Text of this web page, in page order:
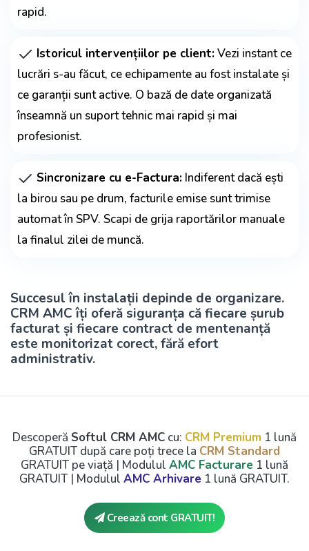
rapid.
Istoricul intervențiilor pe client:Vezi instant ce
lucrări s-au făcut, ce echipamente au fost instalate și
ce garanții sunt active. O bază de date organizată
înseamnă un suport tehnic mai rapid și mai
profesionist.
Sincronizare cu e-Factura: Indiferent dacă ești
la birou sau pe drum, facturile emise sunt trimise
automat în SPV. Scapi de grija raportărilor manuale
la finalul zilei de muncă.
Succesul în instalații depinde de organizare.
CRM AMC îți oferă siguranța că fiecare șurub
facturat și fiecare contract de mentenanță
este monitorizat corect, fără efort
administrativ.
Descoperă Softul CRM AMC cu: CRM Premium 1 lună
GRATUIT după care poți trece la CRM Standard
GRATUIT pe viață | Modulul AMC Facturare 1 lună
GRATUIT | Modulul AMC Arhivare 1 lună GRATUIT.
Creează cont GRATUIT!